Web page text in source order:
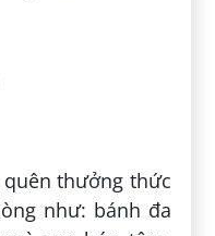
thưởng thức
như: bánh đa